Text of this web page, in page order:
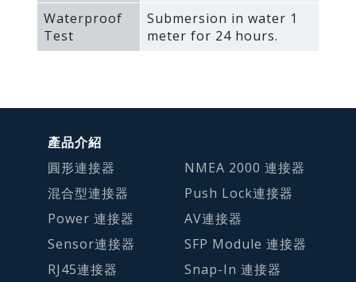
Waterproof
Test
Submersion in water 1
meter for 24 hours.
產品介紹
圓形連接器
混合型連接器
Power 連接器
Sensor連接器
RJ45連接器
NMEA 2000 連接器
Push Lock連接器
AV連接器
SFP Module 連接器
Snap-In 連接器